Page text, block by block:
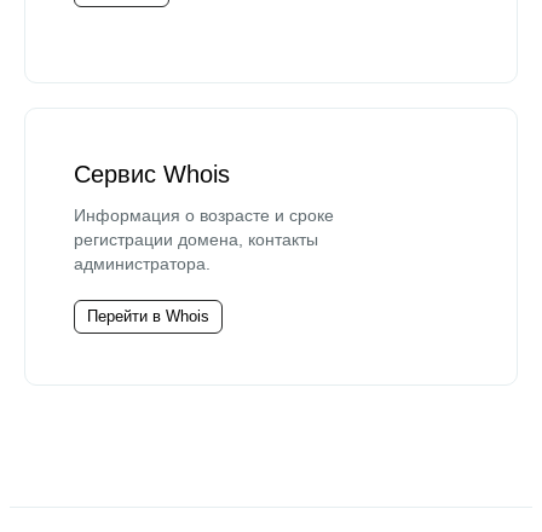
Сервис Whois
Информация о возрасте и сроке
регистрации домена, контакты
администратора.
Перейти в Whois